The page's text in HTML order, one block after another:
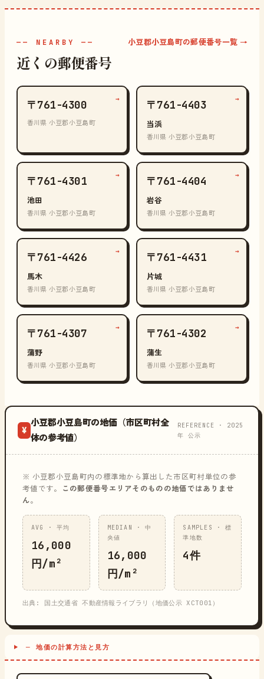
—— NEARBY ——
近くの郵便番号
小豆郡小豆島町の郵便番号一覧 →
〒761-4300
香川県 小豆郡小豆島町
→ 〒761-4403
当浜
香川県 小豆郡小豆島町
→
〒761-4301
池田
香川県 小豆郡小豆島町
→ 〒761-4404
岩谷
香川県 小豆郡小豆島町
→
〒761-4426
馬木
香川県 小豆郡小豆島町
→ 〒761-4431
片城
香川県 小豆郡小豆島町
→
〒761-4307
蒲野
香川県 小豆郡小豆島町
→ 〒761-4302
蒲生
香川県 小豆郡小豆島町
→
¥
小豆郡小豆島町の地価（市区町村全
体の参考値）
REFERENCE · 2025
年 公示
※ 小豆郡小豆島町内の標準地から算出した市区町村単位の参
考値です。
この郵便番号エリアそのものの地価ではありませ
ん。
AVG · 平均
16,000
円/m²
MEDIAN · 中
央値
16,000
円/m²
SAMPLES · 標
準地数
4件
出典: 国土交通省 不動産情報ライブラリ（地価公示 XCT001）
─ 地価の計算方法と見方